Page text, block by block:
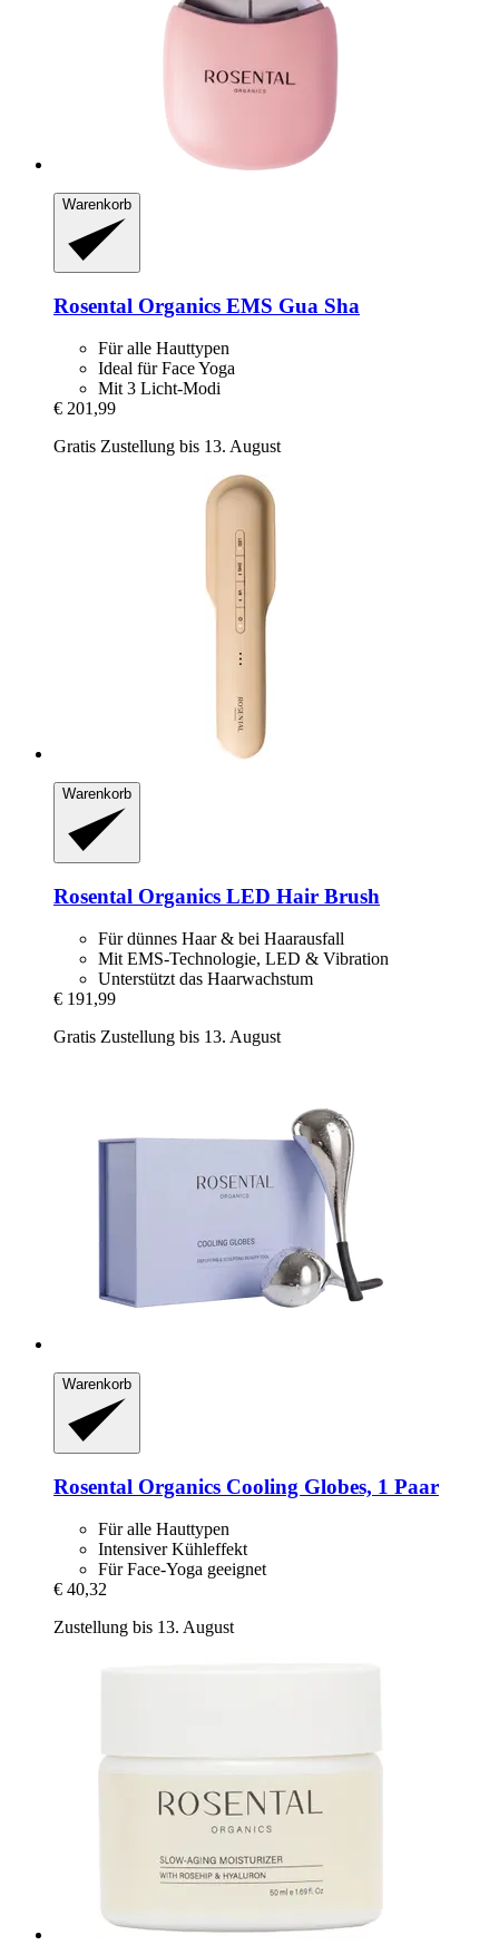
Warenkorb
Rosental Organics EMS Gua Sha
Für alle Hauttypen
Ideal für Face Yoga
Mit 3 Licht-Modi
€ 201,99
Gratis Zustellung bis 13. August
Warenkorb
Rosental Organics LED Hair Brush
Für dünnes Haar & bei Haarausfall
Mit EMS-Technologie, LED & Vibration
Unterstützt das Haarwachstum
€ 191,99
Gratis Zustellung bis 13. August
Warenkorb
Rosental Organics Cooling Globes, 1 Paar
Für alle Hauttypen
Intensiver Kühleffekt
Für Face-Yoga geeignet
€ 40,32
Zustellung bis 13. August